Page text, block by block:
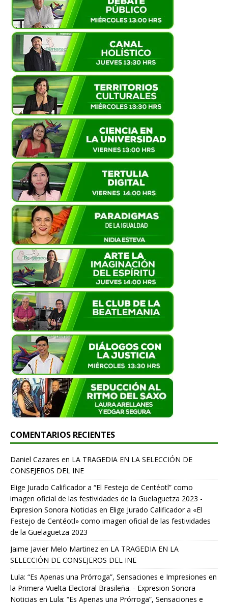
COMENTARIOS RECIENTES
Daniel Cazares en LA TRAGEDIA EN LA SELECCIÓN DE
CONSEJEROS DEL INE
Elige Jurado Calificador a “El Festejo de Centéotl” como
imagen oficial de las festividades de la Guelaguetza 2023 -
Expresion Sonora Noticias en Elige Jurado Calificador a «El
Festejo de Centéotl» como imagen oficial de las festividades
de la Guelaguetza 2023
Jaime Javier Melo Martinez en LA TRAGEDIA EN LA
SELECCIÓN DE CONSEJEROS DEL INE
Lula: “Es Apenas una Prórroga”, Sensaciones e Impresiones en
la Primera Vuelta Electoral Brasileña. - Expresion Sonora
Noticias en Lula: “Es Apenas una Prórroga”, Sensaciones e